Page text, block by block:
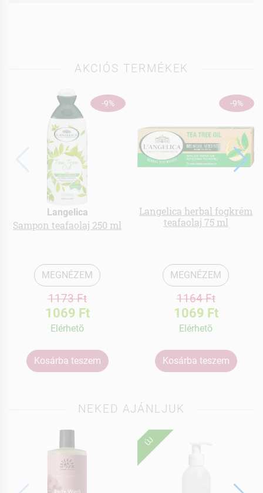
AKCIÓS TERMÉKEK
-9%
Langelica
Sampon teafaolaj 250 ml
MEGNÉZEM
1173 Ft
1069 Ft
Elérhetõ
Kosárba teszem
-9%
Langelica herbal fogkrém
teafaolaj 75 ml
MEGNÉZEM
1164 Ft
1069 Ft
Elérhetõ
Kosárba teszem
NEKED AJÁNLJUK
ÚJ